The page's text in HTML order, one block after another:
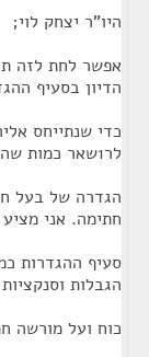
היו"ר יצחק לוי;
אפשר לחת לזה
הדיון בסעיף
כדי שנתייחס
לר1שאר כמות שה;. יש
הגדרה של בעל
חתימה. אני
סעיף ההגדרות
הגבלות
כוח ועל מורשה